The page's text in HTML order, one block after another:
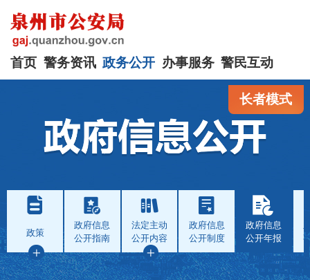
首页 警务资讯 政务公开 办事服务 警民互动
长者模式
政策
政府信息
公开指南
法定主动
公开内容
政府信息
公开制度
政府信息
公开年报